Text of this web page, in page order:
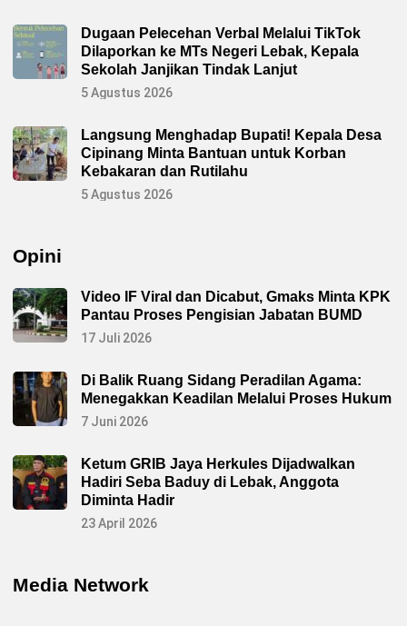
s
e
r
a
K
e
t
u
a
n
g
a
r
i
C
a
a
n
g
L
e
k
K
u
n
j
o
Dugaan Pelecehan Verbal Melalui TikTok
Dilaporkan ke MTs Negeri Lebak, Kepala
Sekolah Janjikan Tindak Lanjut
5 Agustus 2026
Langsung Menghadap Bupati! Kepala Desa
Cipinang Minta Bantuan untuk Korban
Kebakaran dan Rutilahu
5 Agustus 2026
Opini
Video IF Viral dan Dicabut, Gmaks Minta KPK
Pantau Proses Pengisian Jabatan BUMD
17 Juli 2026
Di Balik Ruang Sidang Peradilan Agama:
Menegakkan Keadilan Melalui Proses Hukum
7 Juni 2026
Ketum GRIB Jaya Herkules Dijadwalkan
Hadiri Seba Baduy di Lebak, Anggota
Diminta Hadir
23 April 2026
Media Network